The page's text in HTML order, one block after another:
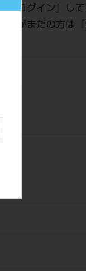
『ログイン 』し
録がまだの方は『